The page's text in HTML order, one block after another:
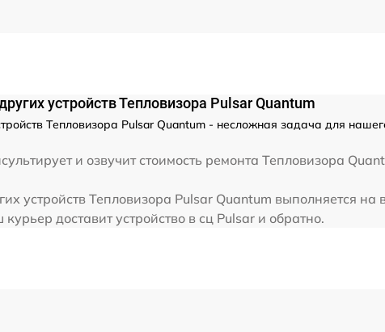
устройств Тепловизора Pulsar Quantum
Тепловизора Pulsar Quantum - несложная задача для
и озвучит стоимость ремонта Тепловизора
устройств Тепловизора Pulsar Quantum выполняется на
доставит устройство в сц Pulsar и обратно.